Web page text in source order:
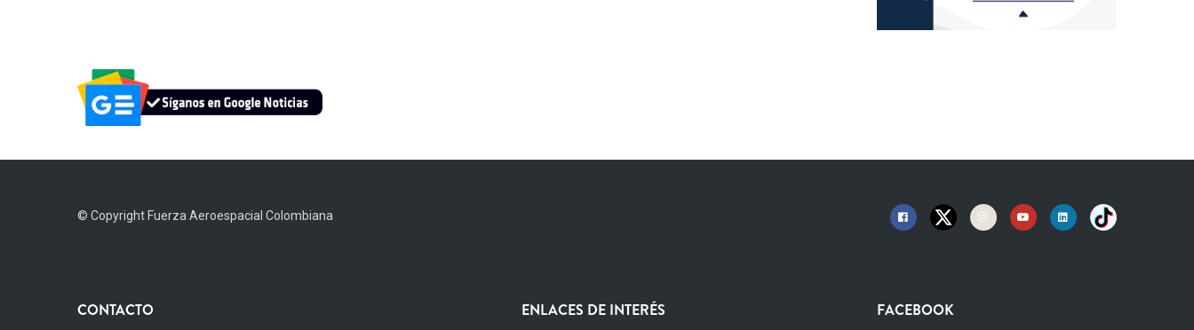
© Copyright Fuerza Aeroespacial Colombiana
CONTACTO ENLACES DE INTERÉS FACEBOOK